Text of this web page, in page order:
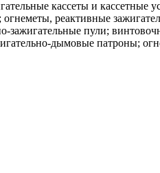
кассеты и кассетные
реактивные
зажигательные пули;
дымовые патроны;